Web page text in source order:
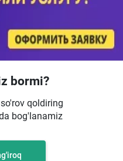
bormi?
qoldiring
bog'lanamiz